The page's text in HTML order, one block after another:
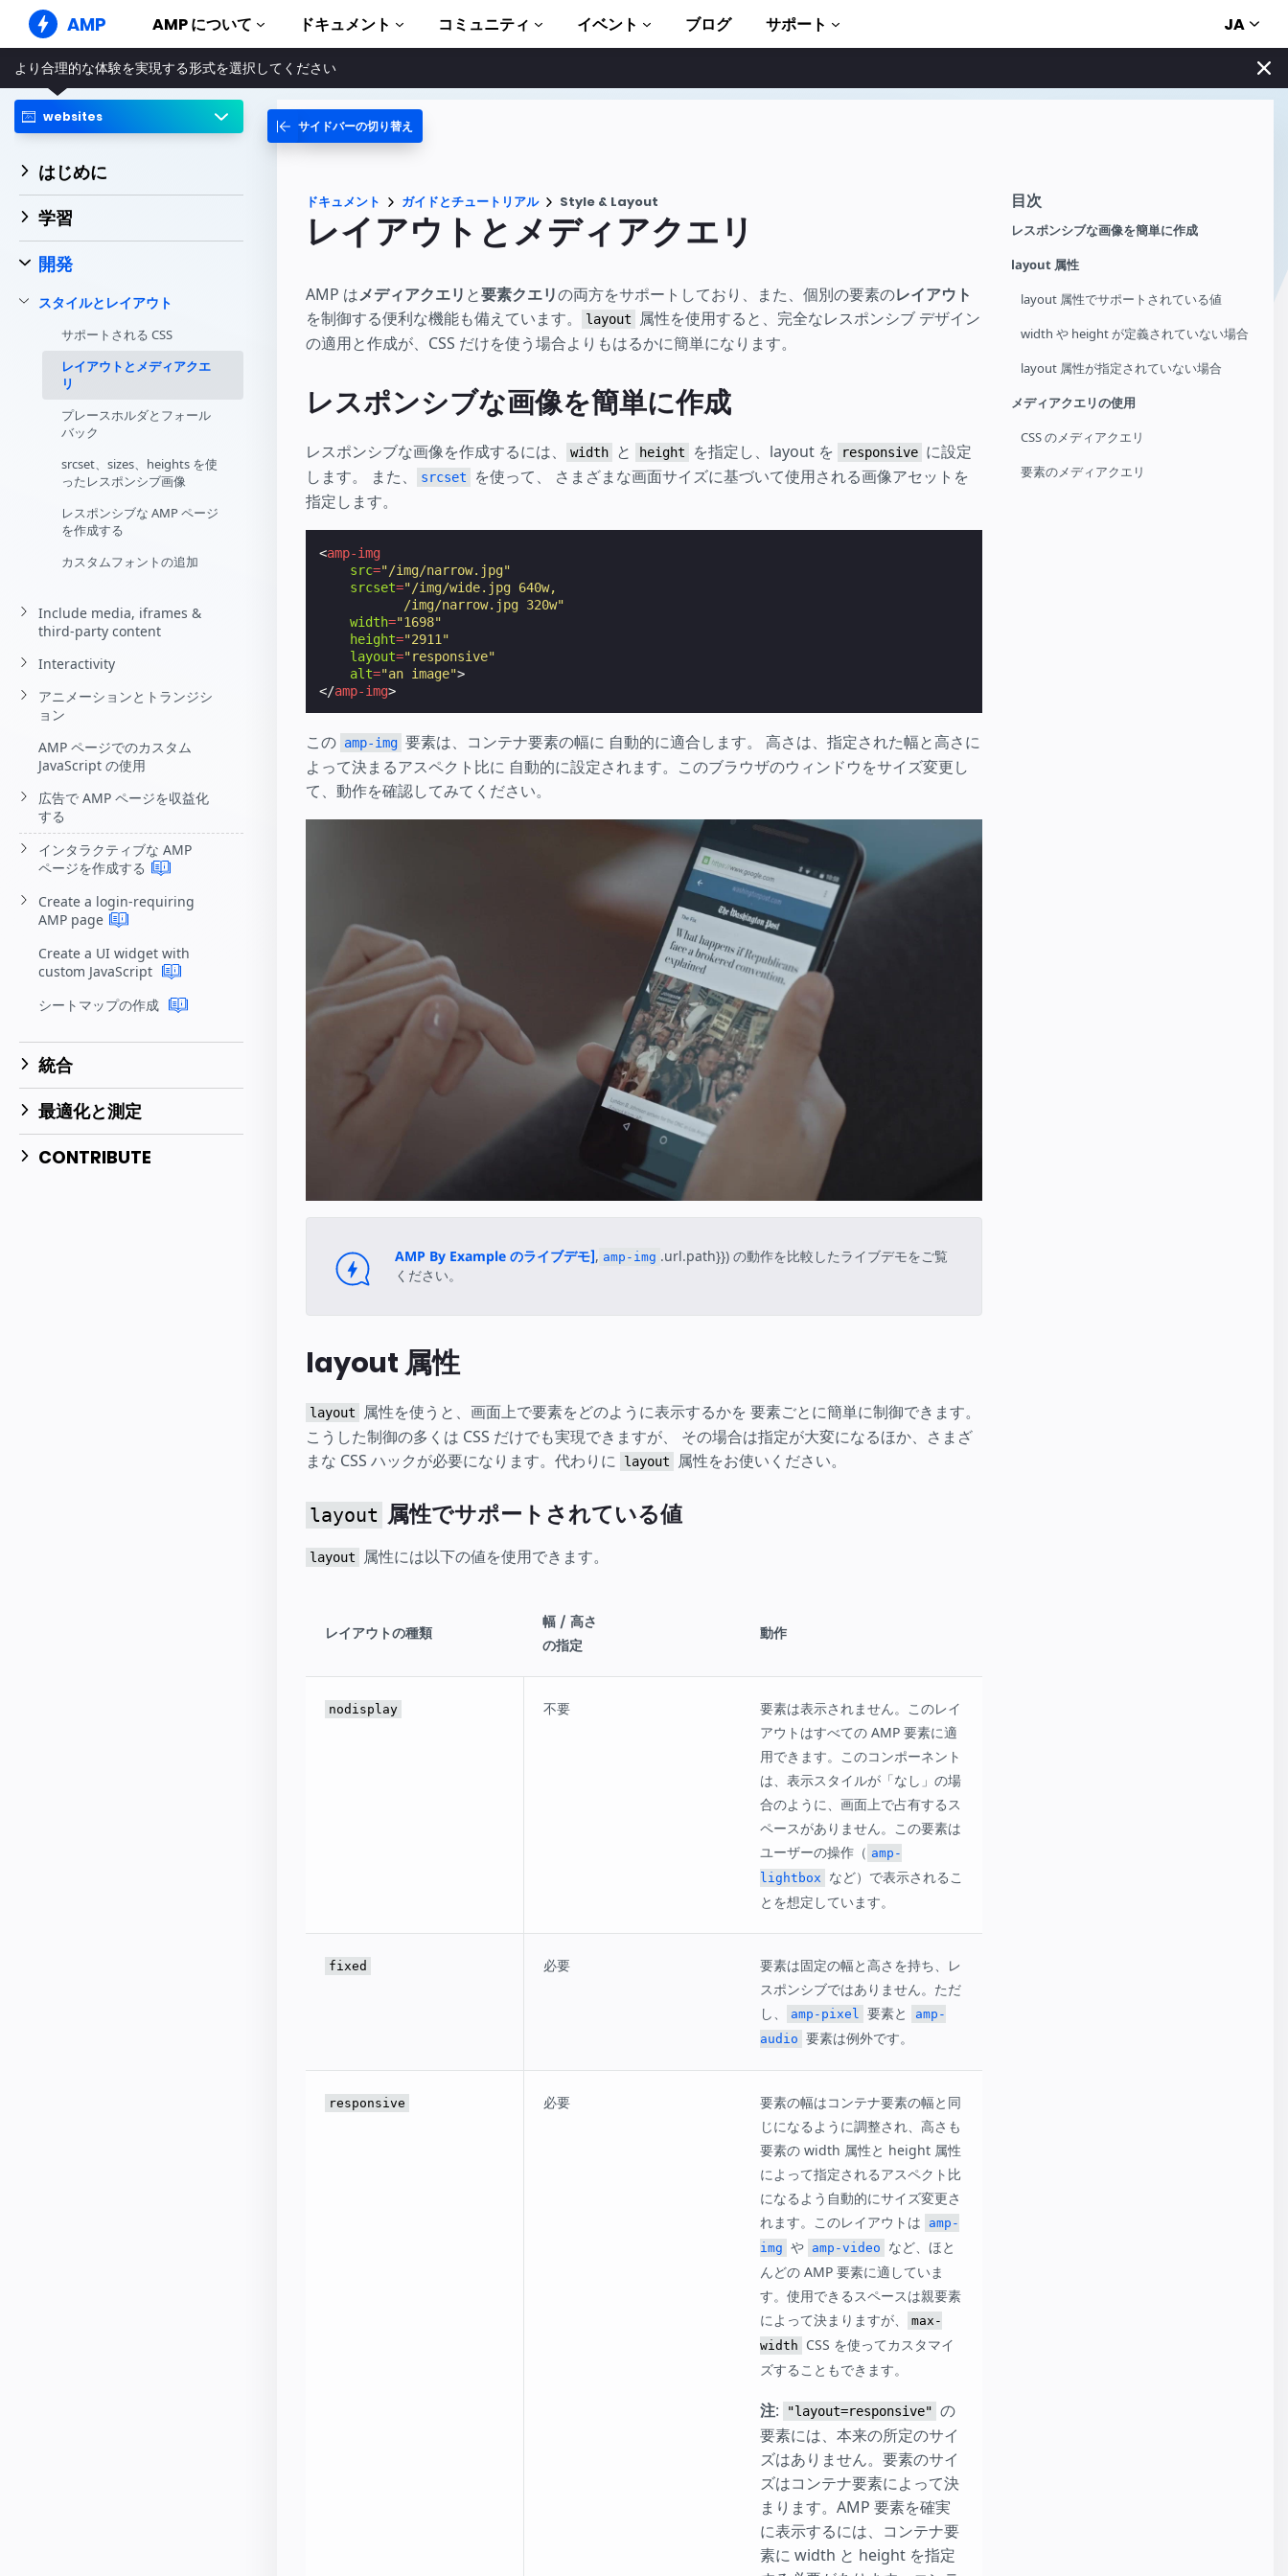
AMP AMP について
AMP ウェブサイト
完璧なウェブ体験をもたらします
Web Stories
誰もが気軽に楽しめるストーリー
超高速なウェブ広告
AMP メール
ドキュメント
ガイドとチュートリアル
AMP を使い始める
AMP ライブラリ一式
実例
コース
無料の AMP 学習コース
テンプレート
ツール
構築を始めましょう
コミュニティ イベント ブログ サポート JA
より合理的な体験を実現する形式を選択してください
websites
はじめに
学習
開発
スタイルとレイアウト
サポートされる CSS
レイアウトとメディアクエ
リ
プレースホルダとフォール
バック
srcset、sizes、heights を使
ったレスポンシブ画像
レスポンシブな AMP ページ
を作成する
カスタムフォントの追加
Include media, iframes &
third-party content
Interactivity
アニメーションとトランジシ
ョン
AMP ページでのカスタム
JavaScript の使用
広告で AMP ページを収益化
する
インタラクティブな AMP
ページを作成する
Create a login-requiring
AMP page
Create a UI widget with
custom JavaScript
シートマップの作成
統合
最適化と測定
CONTRIBUTE
目次
レスポンシブな画像を簡単に作成
layout 属性
layout 属性でサポートされている値
width や height が定義されていない場合
layout 属性が指定されていない場合
メディアクエリの使用
CSS のメディアクエリ
要素のメディアクエリ
サイドバーの切り替え
ドキュメント ガイドとチュートリアル Style & Layout
レイアウトとメディアクエリ
AMP はメディアクエリ と要素クエリの両方をサポートしており、また、個別の要素のレイアウト
を制御する便利な機能も備えています。
layout
属性を使用すると、完全なレスポンシブ デザイン
の適用と作成が、CSS だけを使う場合よりもはるかに簡単になります。
レスポンシブな画像を簡単に作成
レスポンシブな画像を作成するには、 width と height を指定し、layout を responsive に設定
します。 また、
srcset
を使って、 さまざまな画面サイズに基づいて使用される画像アセットを
指定します。
<amp-img
src="/img/narrow.jpg"
srcset="/img/wide.jpg 640w,
           /img/narrow.jpg 320w"
width="1698"
height="2911"
layout="responsive"
alt="an image">
</amp-img>
この amp-img 要素は、コンテナ要素の幅に 自動的に適合します。 高さは、指定された幅と高さに
よって決まるアスペクト比に 自動的に設定されます。このブラウザのウィンドウをサイズ変更し
て、動作を確認してみてください。
AMP By Example のライブデモ], amp-img .url.path}}) の動作を比較したライブデモをご覧
ください。
layout 属性
layout
属性を使うと、画面上で要素をどのように表示するかを 要素ごとに簡単に制御できます。
こうした制御の多くは CSS だけでも実現できますが、 その場合は指定が大変になるほか、さまざ
まな CSS ハックが必要になります。代わりに
layout 属性をお使いください。
layout 属性でサポートされている値
layout 属性には以下の値を使用できます。
レイアウトの種類
幅 / 高さ
の指定
動作
nodisplay 不要
要素は表示されません。このレイ
アウトはすべての AMP 要素に適
用できます。このコンポーネント
は、表示スタイルが「なし」の場
合のように、画面上で占有するス
ペースがありません。この要素は
ユーザーの操作（ amp-
lightbox
など）で表示されるこ
とを想定しています。
fixed 必要
要素は固定の幅と高さを持ち、レ
スポンシブではありません。ただ
し、
amp-pixel 要素と
amp-
audio 要素は例外です。
responsive 必要
要素の幅はコンテナ要素の幅と同
じになるように調整され、高さも
要素の width 属性と height 属性
によって指定されるアスペクト比
になるよう自動的にサイズ変更さ
れます。このレイアウトは
amp-
img や amp-video
など、ほと
んどの AMP 要素に適していま
す。使用できるスペースは親要素
によって決まりますが、
max-
width
CSS を使ってカスタマイ
ズすることもできます。
注: "layout=responsive" の
要素には、本来の所定のサイ
ズはありません。要素のサイ
ズはコンテナ要素によって決
まります。AMP 要素を確実
に表示するには、コンテナ要
素に width と height を指定